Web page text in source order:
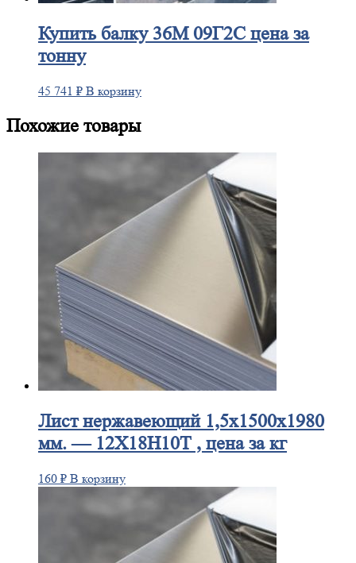
Купитьбалку 36М 09Г2С цена за
тонну
45 741 ₽ В корзину
Похожие товары
Листнержавеющий 1,5x1500x1980
мм. — 12Х18Н10Т , цена за кг
160 ₽ В корзину